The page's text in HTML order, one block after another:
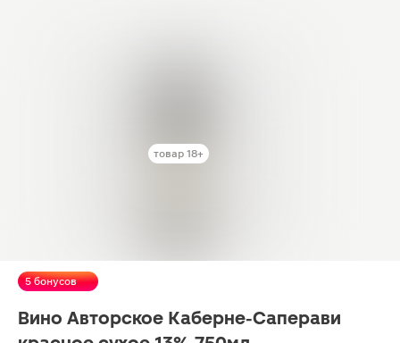
товар 18+
5 бонусов
Вино Авторское Каберне-Саперави